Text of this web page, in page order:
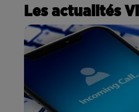
Les actualités